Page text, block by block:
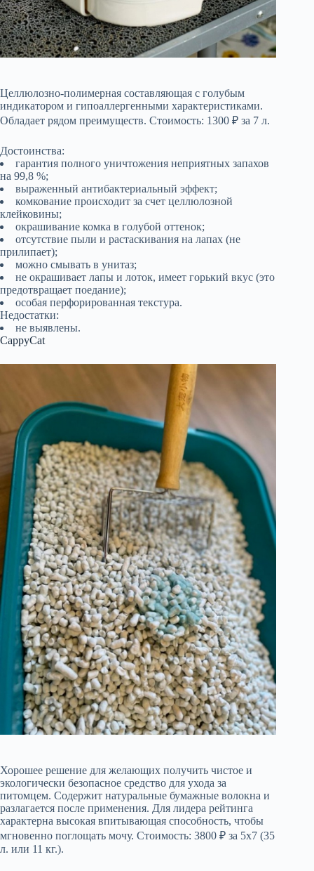
Целлюлозно-полимерная составляющая с голубым
индикатором и гипоаллергенными характеристиками.
Обладает рядом преимуществ. Стоимость: 1300 ₽ за 7 л.
Достоинства:
гарантия полного уничтожения неприятных запахов
на 99,8 %;
выраженный антибактериальный эффект;
комкование происходит за счет целлюлозной
клейковины;
окрашивание комка в голубой оттенок;
отсутствие пыли и растаскивания на лапах (не
прилипает);
можно смывать в унитаз;
не окрашивает лапы и лоток, имеет горький вкус (это
предотвращает поедание);
особая перфорированная текстура.
Недостатки:
не выявлены.
CappyCat
Хорошее решение для желающих получить чистое и
экологически безопасное средство для ухода за
питомцем. Содержит натуральные бумажные волокна и
разлагается после применения. Для лидера рейтинга
характерна высокая впитывающая способность, чтобы
мгновенно поглощать мочу. Стоимость: 3800 ₽ за 5х7 (35
л. или 11 кг.).